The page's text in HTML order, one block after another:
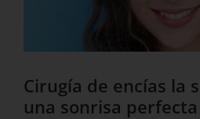
Urgencias dentales
ES
Cirugía de encías la
una sonrisa perfecta